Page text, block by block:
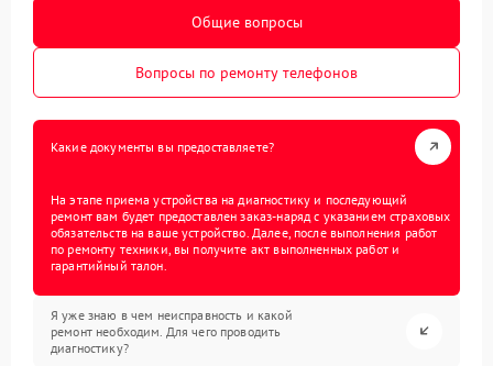
Общие вопросы
Вопросы по ремонту телефонов
Какие документы вы предоставляете?
На этапе приема устройства на диагностику и последующий
ремонт вам будет предоставлен заказ-наряд с указанием страховых
обязательств на ваше устройство. Далее, после выполнения работ
по ремонту техники, вы получите акт выполненных работ и
гарантийный талон.
Я уже знаю в чем неисправность и какой
ремонт необходим. Для чего проводить
диагностику?